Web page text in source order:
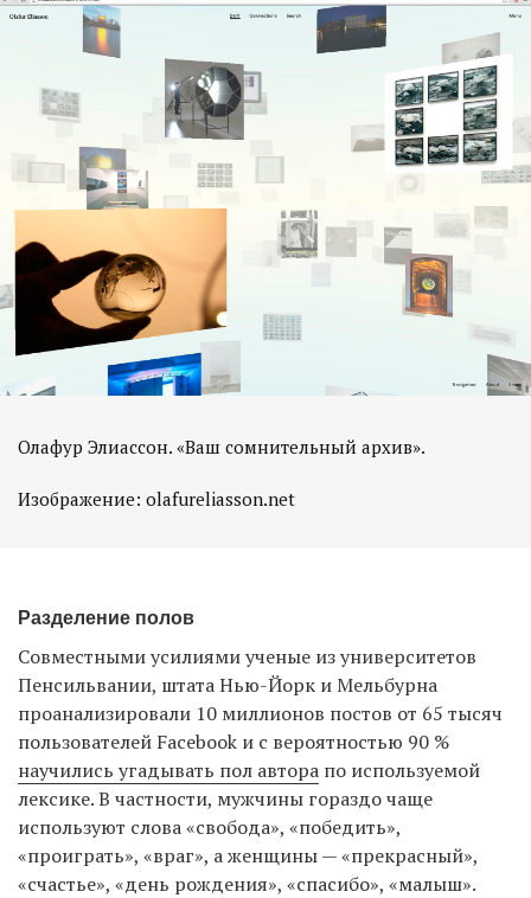
Олафур Элиассон. «Ваш сомнительный архив».
Изображение: olafureliasson.net
Разделение полов
Совместными усилиями ученые из университетов
Пенсильвании, штата Нью-Йорк и Мельбурна
проанализировали 10 миллионов постов от 65 тысяч
пользователей Facebook и с вероятностью 90 %
научились угадывать пол автора по используемой
лексике. В частности, мужчины гораздо чаще
используют слова «свобода», «победить»,
«проиграть», «враг», а женщины — «прекрасный»,
«счастье», «день рождения», «спасибо», «малыш».